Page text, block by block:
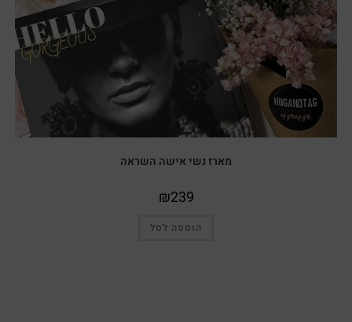
מארז נשי אישה השראה
₪239
הוספה לסל